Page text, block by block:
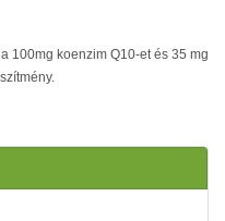
100mg koenzim Q10-et és 35 mg